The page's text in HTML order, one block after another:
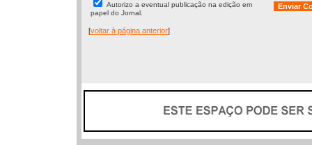
Autorizo a eventual publicação na edição em
papel do Jornal.
[voltar à página anterior]